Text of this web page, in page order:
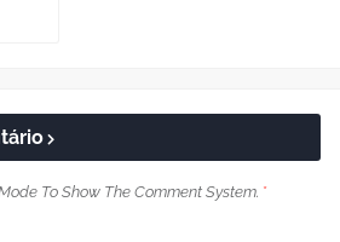
To Show The Comment System. *